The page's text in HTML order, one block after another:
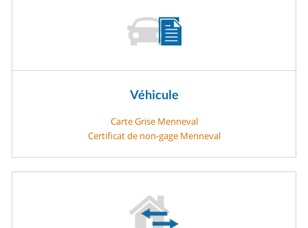
Véhicule
Carte Grise Menneval
Certificat de non-gage Menneval